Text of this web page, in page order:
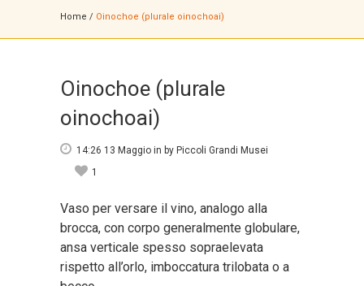
Home / Oinochoe (plurale oinochoai)
Oinochoe (plurale
oinochoai)
14:26 13 Maggio in by Piccoli Grandi Musei
1
Vaso per versare il vino, analogo alla
brocca, con corpo generalmente globulare,
ansa verticale spesso sopraelevata
rispetto all’orlo, imboccatura trilobata o a